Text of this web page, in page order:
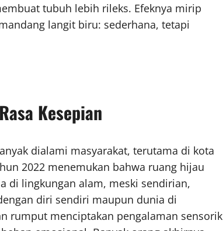
tubuh lebih rileks. Efeknya mirip
langit biru: sederhana, tetapi
Kesepian
dialami masyarakat, terutama di kota
2022 menemukan bahwa ruang hijau
di lingkungan alam, meski sendirian,
diri sendiri maupun dunia di
rumput menciptakan pengalaman sensorik